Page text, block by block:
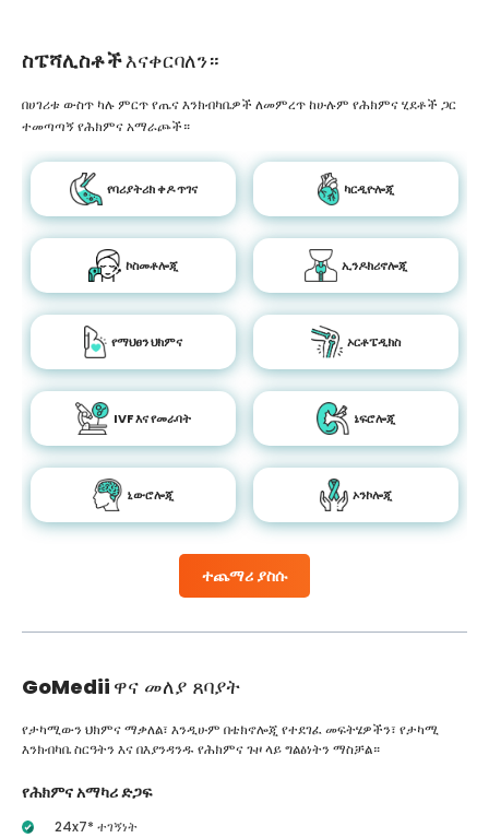
ስፔሻሊስቶችእናቀርባለን።
ተጨማሪ ያስሱ
በሀገሪቱ ውስጥ ካሉ ምርጥ የጤና እንክብካቤዎች ለመምረጥ ከሁሉም የሕክምና ሂደቶች ጋር
ተመጣጣኝ የሕክምና አማራጮች።
የባሪያትሪክ ቀዶ ጥገና ካርዲዮሎጂ
ኮስመቶሎጂ ኢንዶክሪኖሎጂ
የማህፀን ህክምና ኦርቶፔዲክስ
IVF እና የመራባት ኔፍሮሎጂ
ኒውሮሎጂ ኦንኮሎጂ
GoMedii ዋና መለያ ጸባያት
የታካሚውን ህክምና ማቃለል፣ እንዲሁም በቴክኖሎጂ የተደገፈ መፍትሄዎችን፣ የታካሚ
እንክብካቤ ስርዓትን እና በእያንዳንዱ የሕክምና ጉዞ ላይ ግልፅነትን ማስቻል።
የሕክምና አማካሪ ድጋፍ
24x7* ተገኝነት